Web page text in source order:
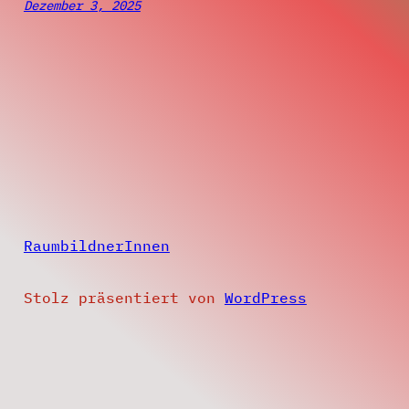
Dezember 3, 2025
RaumbildnerInnen
Stolz präsentiert von WordPress